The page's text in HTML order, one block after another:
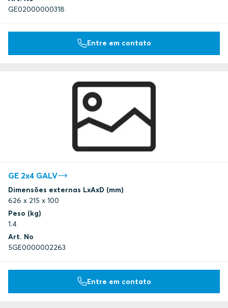
GE02000000318
Entre em contato
GE 2x4 GALV
Dimensões externas LxAxD (mm)
626 x 215 x 100
Peso (kg)
1.4
Art. No
5GE0000002263
Entre em contato